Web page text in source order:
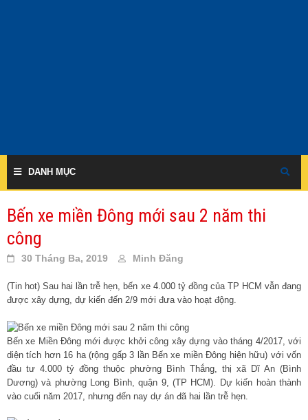
DANH MỤC
Bến xe miền Đông mới sau 2 năm thi
công
30 Tháng Ba, 2019 Minh Đăng
(Tin hot) Sau hai lần trễ hẹn, bến xe 4.000 tỷ đồng của TP HCM vẫn đang
được xây dựng, dự kiến đến 2/9 mới đưa vào hoạt động.
Bến xe Miền Đông mới được khởi công xây dựng vào tháng 4/2017, với
diện tích hơn 16 ha (rộng gấp 3 lần Bến xe miền Đông hiện hữu) với vốn
đầu tư 4.000 tỷ đồng thuộc phường Bình Thắng, thị xã Dĩ An (Bình
Dương) và phường Long Bình, quận 9, (TP HCM). Dự kiến hoàn thành
vào cuối năm 2017, nhưng đến nay dự án đã hai lần trễ hẹn.